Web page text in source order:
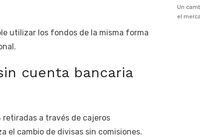
utilizar los fondos de la misma forma
cuenta bancaria
a través de cajeros
el cambio de divisas sin comisiones.